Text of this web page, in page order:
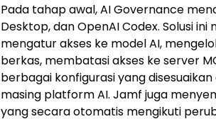
Pada tahap awal, AI Governance
Desktop, dan OpenAI Codex. Solusi
mengatur akses ke model AI,
berkas, membatasi akses ke server
berbagai konfigurasi yang
masing platform AI. Jamf juga
yang secara otomatis mengikuti